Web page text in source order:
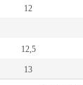
12
12,5
13